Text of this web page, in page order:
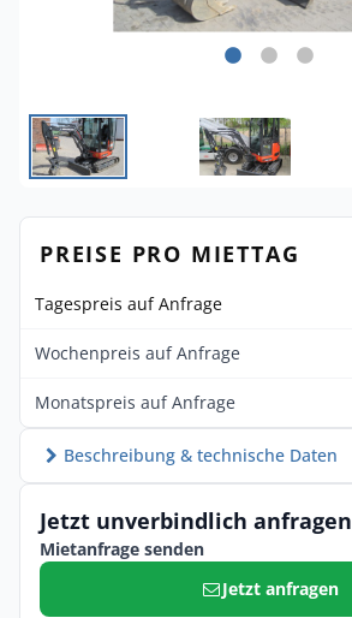
PREISE PRO MIETTAG
Tagespreis auf Anfrage
Wochenpreis auf Anfrage
Monatspreis auf Anfrage
Beschreibung & technische Daten
Jetzt unverbindlich anfragen
Mietanfrage senden
Jetzt anfragen